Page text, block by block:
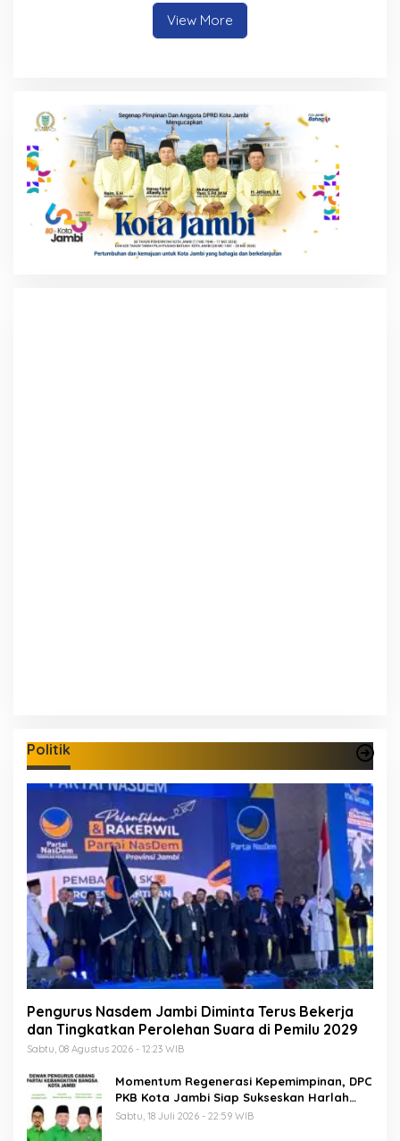
View More
Politik
Pengurus Nasdem Jambi Diminta Terus Bekerja
dan Tingkatkan Perolehan Suara di Pemilu 2029
Sabtu, 08 Agustus 2026 - 12:23 WIB
Momentum Regenerasi Kepemimpinan, DPC
PKB Kota Jambi Siap Sukseskan Harlah
PKB ke-28
Sabtu, 18 Juli 2026 - 22:59 WIB